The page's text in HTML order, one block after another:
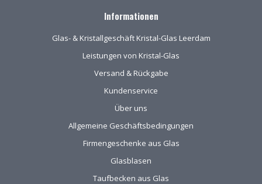
Informationen
Glas- & Kristallgeschäft Kristal-Glas Leerdam
Leistungen von Kristal-Glas
Versand & Rückgabe
Kundenservice
Über uns
Allgemeine Geschäftsbedingungen
Firmengeschenke aus Glas
Glasblasen
Taufbecken aus Glas